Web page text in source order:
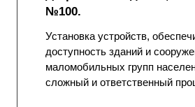
№100.
Установка устройств,
доступность зданий и
маломобильных групп
сложный и ответственный